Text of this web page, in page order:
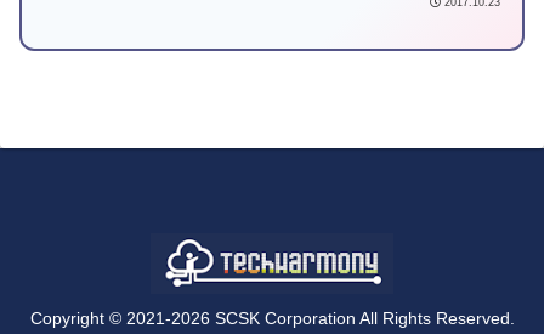
ル・インデックス)文で注意が必要なポイントをご紹
2017.10.23
Copyright © 2021-2026 SCSK Corporation All Rights Reserved.